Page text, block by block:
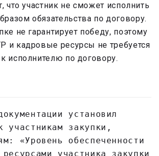
что участник не сможет исполнить
обязательства по договору.
не гарантирует победу, поэтому
и кадровые ресурсы не требуется
исполнителю по договору.
установил
участникам закупки,
«Уровень обеспеченности
участника закупки